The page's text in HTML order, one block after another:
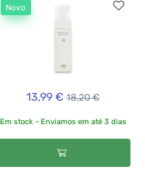
Novo
13,99 € 18,20 €
Em stock - Enviamos em até 3 dias